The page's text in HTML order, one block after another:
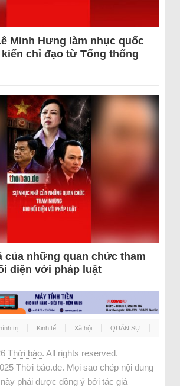
Minh Hưng làm nhục quốc
chỉ đạo từ Tổng thống
của những quan chức tham
diện với pháp luật
trị Kinh tế Xã hội QUÂN SỰ
Thời báo. All rights reserved.
Thời báo.de. Mọi sao chép nội dung
phải được đồng ý bởi tác giả